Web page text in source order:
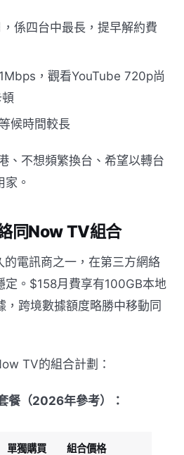
係四台中最長，提早解約費
，觀看YouTube 720p尚
候時間較長
、不想頻繁換台、希望以轉台
。
同Now TV組合
的電訊商之一，在第三方網絡
定。$158月費享有100GB本地
跨境數據額度略勝中移動同
TV的組合計劃：
餐（2026年參考）：
單獨購買 組合價格